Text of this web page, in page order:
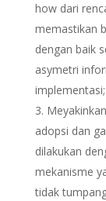
how dari
memastikan
dengan baik
asymetri
implementasi;
adopsi dan
dilakukan
mekanisme
tidak